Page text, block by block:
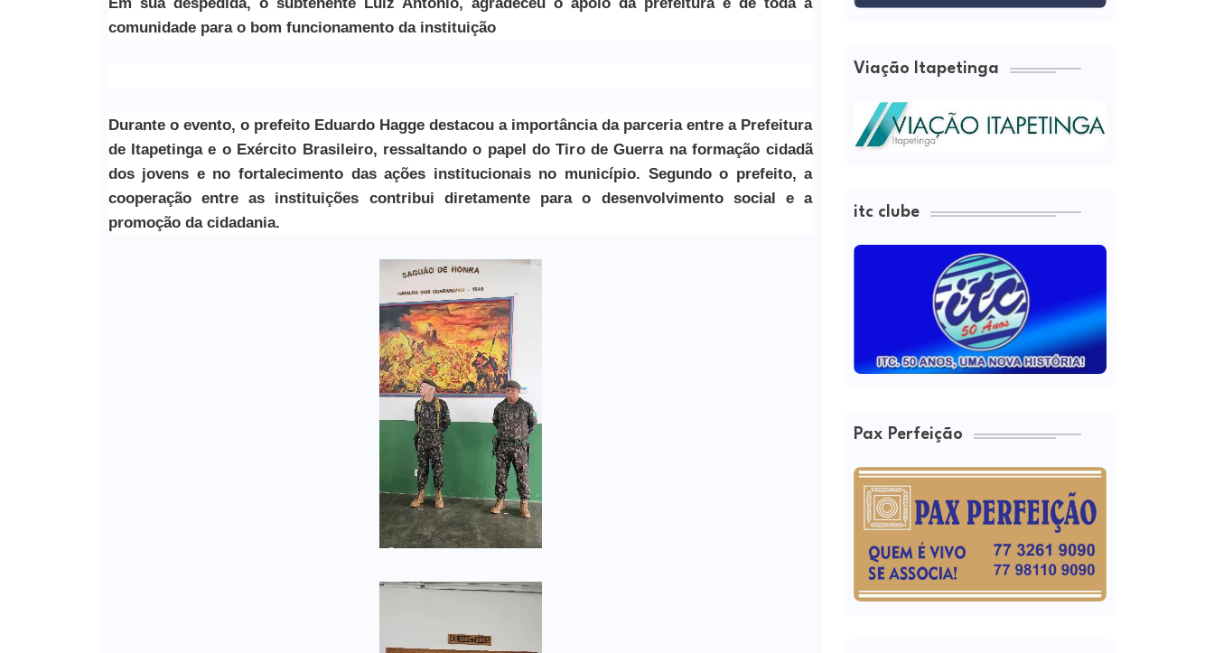
comunidade para o bom funcionamento da instituição
Durante o evento, o prefeito Eduardo Hagge destacou a importância da parceria entre a Prefeitura
de Itapetinga e o Exército Brasileiro, ressaltando o papel do Tiro de Guerra na formação cidadã
dos jovens e no fortalecimento das ações institucionais no município. Segundo o prefeito, a
cooperação entre as instituições contribui diretamente para o desenvolvimento social e a
promoção da cidadania.
Viação Itapetinga
itc clube
Pax Perfeição